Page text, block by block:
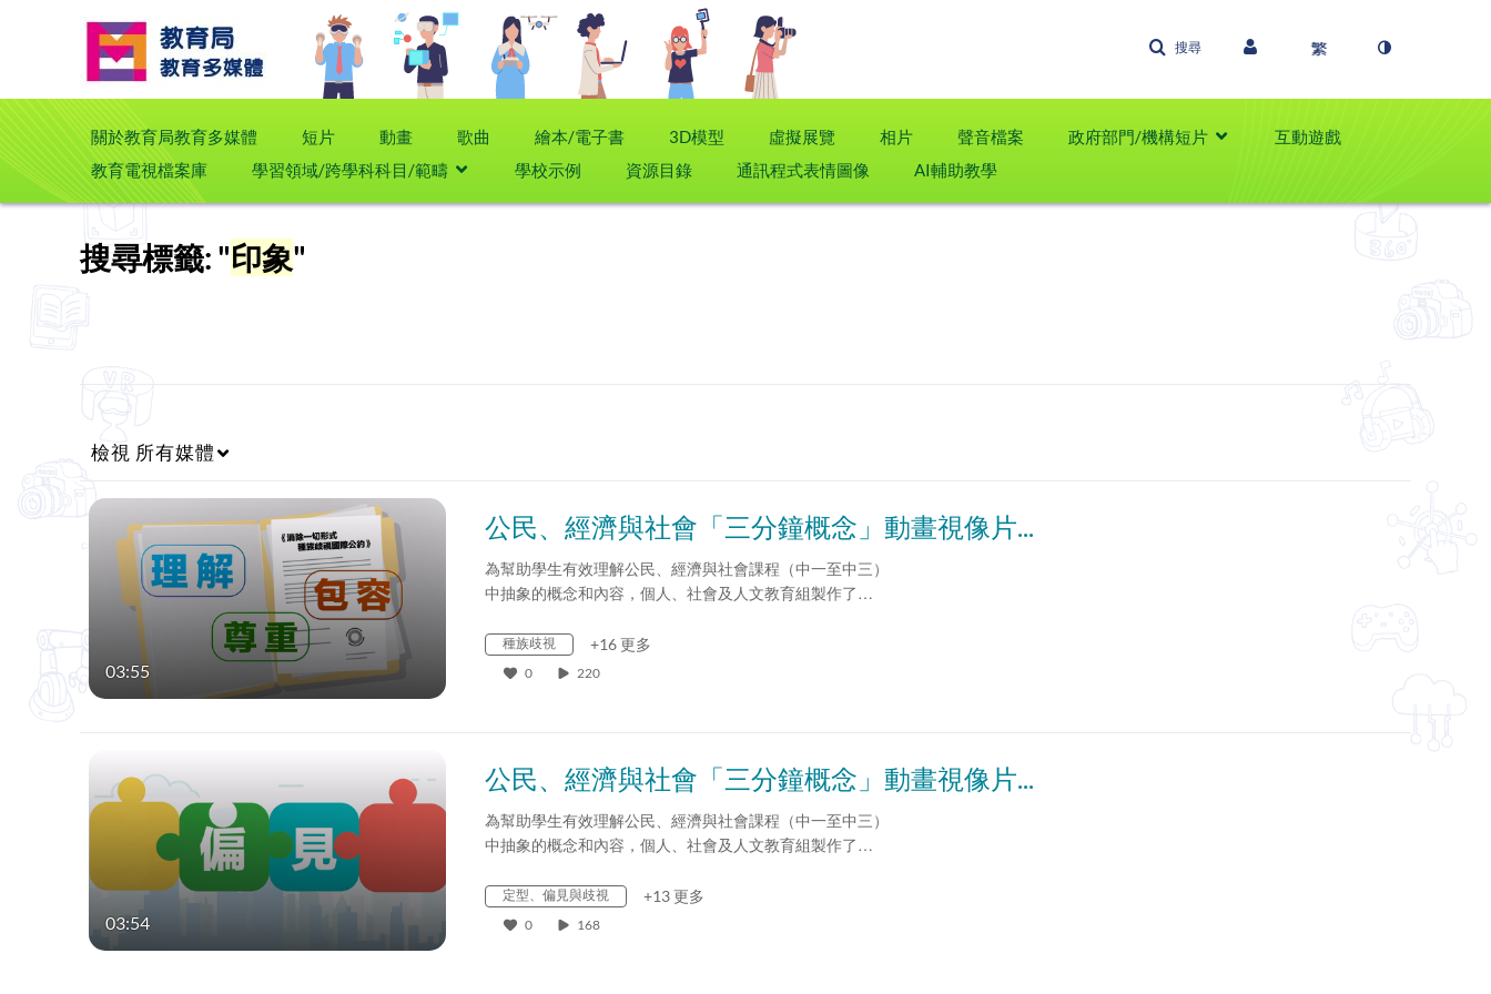
搜尋
關於教育局教育多媒體 短片 動畫 歌曲 繪本/電子書 3D模型 虛擬展覽 相片 聲音檔案 政府部門/機構短片
互動遊戲
教育電視檔案庫
學習領域/跨學科科目/範疇 學校示例 資源目錄 通訊程式表情圖像 AI輔助教學
搜尋標籤: "印象"
檢視 所有媒體
03:55
公民、經濟與社會「三分鐘概念」動畫視像片段系列：（16）消除一切形式種族歧視國際公約 (配以中文字幕)
為幫助學生有效理解公民、經濟與社會課程（中一至中三）
中抽象的概念和內容，個人、社會及人文教育組製作了…
種族歧視 +16 更多
0 220
03:54
公民、經濟與社會「三分鐘概念」動畫視像片段系列：（10）定型、偏見與歧視 (配以中文字幕)
為幫助學生有效理解公民、經濟與社會課程（中一至中三）
中抽象的概念和內容，個人、社會及人文教育組製作了…
定型、偏見與歧視 +13 更多
0 168